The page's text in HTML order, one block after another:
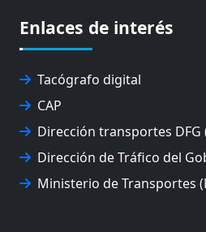
EXPOLOGÍSTICA
FEVATRANS (FEDERACIÓN
GIZLOGA
JUNTA ARBITRAL DEL
UPV/EHU
Enlaces de interés
Tacógrafo digital
CAP
Dirección transportes DFG
Dirección de Tráfico del
Ministerio de Transportes